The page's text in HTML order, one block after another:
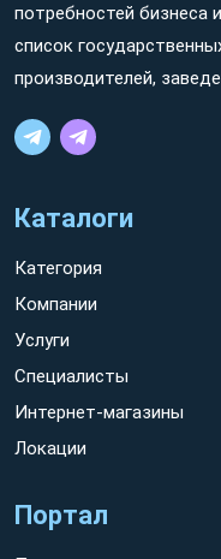
потребностей бизнеса
список
производителей,
Каталоги
Категория
Компании
Услуги
Специалисты
Интернет-магазины
Локации
Портал